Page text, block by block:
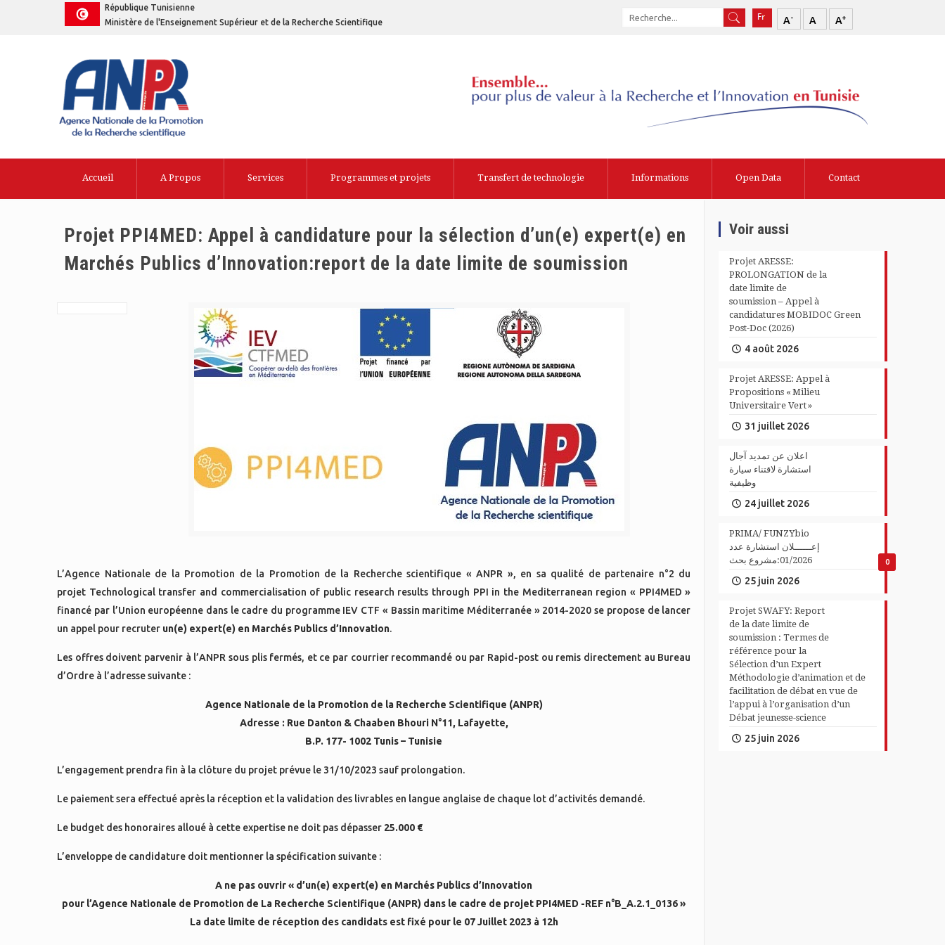
République Tunisienne
Ministère de l'Enseignement Supérieur et de la Recherche Scientifique
A- A A+
Accueil A Propos Services Programmes et projets Transfert de technologie Informations Open Data Contact
Projet PPI4MED: Appel à candidature pour la sélection d’un(e) expert(e) en
Marchés Publics d’Innovation:report de la date limite de soumission
L’Agence Nationale de la Promotion de la Promotion de la Recherche scientifique « ANPR », en sa qualité de partenaire n°2 du
projet Technological transfer and commercialisation of public research results through PPI in the Mediterranean region « PPI4MED »
financé par l’Union européenne dans le cadre du programme IEV CTF « Bassin maritime Méditerranée » 2014-2020 se propose de lancer
un appel pour recruter un(e) expert(e) en Marchés Publics d’Innovation.
Les offres doivent parvenir à l’ANPR sous plis fermés, et ce par courrier recommandé ou par Rapid-post ou remis directement au Bureau
d’Ordre à l’adresse suivante :
Agence Nationale de la Promotion de la Recherche Scientifique (ANPR)
Adresse : Rue Danton & Chaaben Bhouri N°11, Lafayette,
B.P. 177- 1002 Tunis – Tunisie
L’engagement prendra fin à la clôture du projet prévue le 31/10/2023 sauf prolongation.
Le paiement sera effectué après la réception et la validation des livrables en langue anglaise de chaque lot d’activités demandé.
Le budget des honoraires alloué à cette expertise ne doit pas dépasser 25.000 €
L’enveloppe de candidature doit mentionner la spécification suivante :
A ne pas ouvrir « d’un(e) expert(e) en Marchés Publics d’Innovation
pour l’Agence Nationale de Promotion de La Recherche Scientifique (ANPR) dans le cadre de projet PPI4MED -REF n°B_A.2.1_0136 »
La date limite de réception des candidats est fixé pour le 07 Juillet 2023 à 12h
Voir aussi
Projet ARESSE:
PROLONGATION de la
date limite de
soumission – Appel à
candidatures MOBIDOC Green
Post-Doc (2026)
4 août 2026
Projet ARESSE: Appel à
Propositions « Milieu
Universitaire Vert »
31 juillet 2026
اعلان عن تمديد آجال
استشارة لاقتناء سيارة
وظيفية
24 juillet 2026
0
PRIMA/ FUNZYbio
إعــــــلان استشارة عدد
01/2026:مشروع بحث
25 juin 2026
Projet SWAFY: Report
de la date limite de
soumission : Termes de
référence pour la
Sélection d’un Expert
Méthodologie d’animation et de
facilitation de débat en vue de
l’appui à l’organisation d’un
Débat jeunesse-science
25 juin 2026